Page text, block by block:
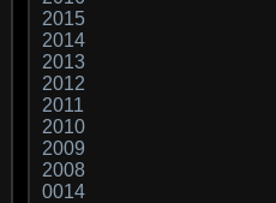
2015
2014
2013
2012
2011
2010
2009
2008
0014